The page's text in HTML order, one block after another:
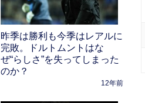
昨季は勝利も今季はレアルに
完敗。ドルトムントはな
ぜ“らしさ”を失ってしまった
のか？
12年前